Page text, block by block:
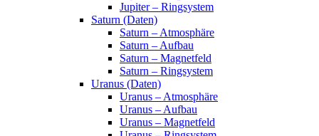
Jupiter – Ringsystem
Saturn (Daten)
Saturn – Atmosphäre
Saturn – Aufbau
Saturn – Magnetfeld
Saturn – Ringsystem
Uranus (Daten)
Uranus – Atmosphäre
Uranus – Aufbau
Uranus – Magnetfeld